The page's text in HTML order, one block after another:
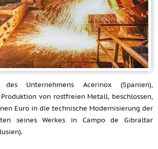
des Unternehmens Acerinox (Spanien),
von rostfreien Metall, beschlossen,
Euro in die technische Modernisierung der
seines Werkes in Campo de Gibraltar